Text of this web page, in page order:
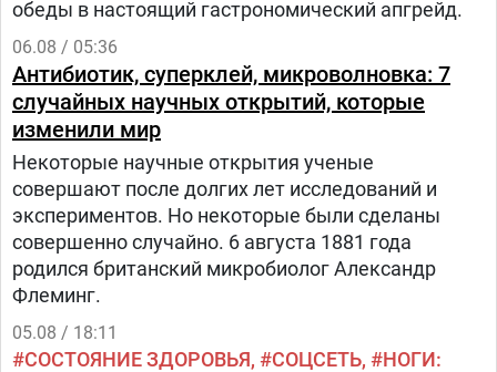
обеды в настоящий гастрономический апгрейд.
06.08 / 05:36
Антибиотик, суперклей, микроволновка: 7
случайных научных открытий, которые
изменили мир
Некоторые научные открытия ученые
совершают после долгих лет исследований и
экспериментов. Но некоторые были сделаны
совершенно случайно. 6 августа 1881 года
родился британский микробиолог Александр
Флеминг.
05.08 / 18:11
СОСТОЯНИЕ ЗДОРОВЬЯ СОЦСЕТЬ НОГИ